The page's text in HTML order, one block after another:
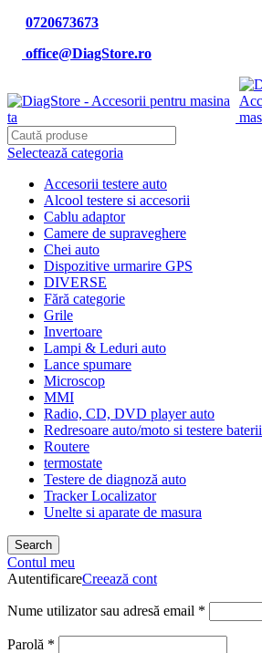
0720673673
office@DiagStore.ro
Selectează categoria
Accesorii testere auto
Alcool testere si accesorii
Cablu adaptor
Camere de supraveghere
Chei auto
Dispozitive urmarire GPS
DIVERSE
Fără categorie
Grile
Invertoare
Lampi & Leduri auto
Lance spumare
Microscop
MMI
Radio, CD, DVD player auto
Redresoare auto/moto si testere baterii
Routere
termostate
Testere de diagnoză auto
Tracker Localizator
Unelte si aparate de masura
Search
Contul meu
AutentificareCreează cont
Nume utilizator sau adresă email *
Parolă *